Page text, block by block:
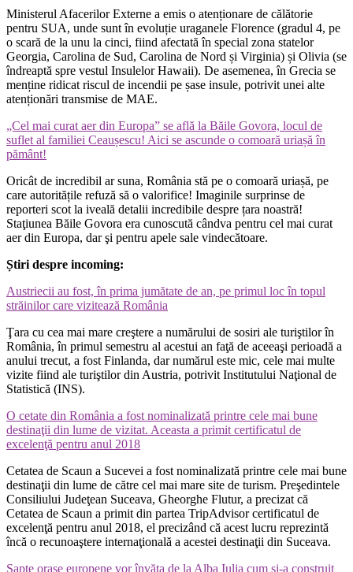
Ministerul Afacerilor Externe a emis o atenționare de călătorie
pentru SUA, unde sunt în evoluție uraganele Florence (gradul 4, pe
o scară de la unu la cinci, fiind afectată în special zona statelor
Georgia, Carolina de Sud, Carolina de Nord și Virginia) și Olivia (se
îndreaptă spre vestul Insulelor Hawaii). De asemenea, în Grecia se
menține ridicat riscul de incendii pe șase insule, potrivit unei alte
atenționări transmise de MAE.
„Cel mai curat aer din Europa” se află la Băile Govora, locul de
suflet al familiei Ceaușescu! Aici se ascunde o comoară uriașă în
pământ!
Oricât de incredibil ar suna, România stă pe o comoară uriașă, pe
care autoritățile refuză să o valorifice! Imaginile surprinse de
reporteri scot la iveală detalii incredibile despre țara noastră!
Staţiunea Băile Govora era cunoscută cândva pentru cel mai curat
aer din Europa, dar şi pentru apele sale vindecătoare.
Știri despre incoming:
Austriecii au fost, în prima jumătate de an, pe primul loc în topul
străinilor care vizitează România
Ţara cu cea mai mare creştere a numărului de sosiri ale turiştilor în
România, în primul semestru al acestui an faţă de aceeaşi perioadă a
anului trecut, a fost Finlanda, dar numărul este mic, cele mai multe
vizite fiind ale turiştilor din Austria, potrivit Institutului Naţional de
Statistică (INS).
O cetate din România a fost nominalizată printre cele mai bune
destinaţii din lume de vizitat. Aceasta a primit certificatul de
excelenţă pentru anul 2018
Cetatea de Scaun a Sucevei a fost nominalizată printre cele mai bune
destinaţii din lume de către cel mai mare site de turism. Preşedintele
Consiliului Judeţean Suceava, Gheorghe Flutur, a precizat că
Cetatea de Scaun a primit din partea TripAdvisor certificatul de
excelenţă pentru anul 2018, el precizând că acest lucru reprezintă
încă o recunoaştere internaţională a acestei destinaţii din Suceava.
Şapte oraşe europene vor învăţa de la Alba Iulia cum şi-a construit